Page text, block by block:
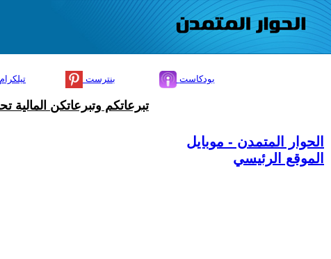
تيلكرام بنترست بودكاست
تبرعاتكم وتبرعاتكن
الحوار المتمدن - موبايل
الموقع الرئيسي